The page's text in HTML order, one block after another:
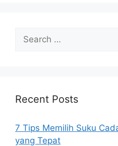
for:
Recent Posts
7 Tips Memilih Suku
yang Tepat